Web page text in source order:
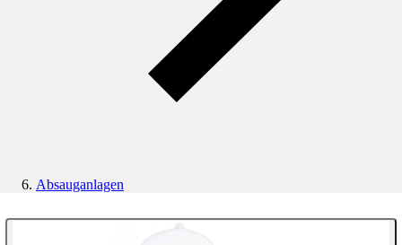
Absauganlagen